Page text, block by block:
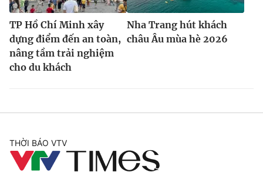
TP Hồ Chí Minh xây
dựng điểm đến an toàn,
nâng tầm trải nghiệm
cho du khách
Nha Trang hút khách
châu Âu mùa hè 2026
THỜI BÁO VTV